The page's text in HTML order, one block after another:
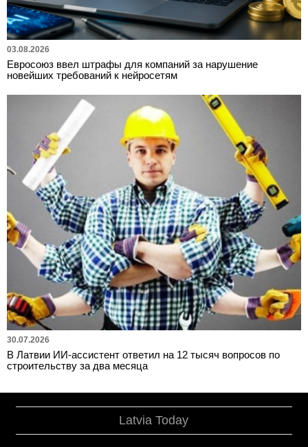
03.08.2026
Евросоюз ввел штрафы для компаний за нарушение
новейших требований к нейросетям
30.07.2026
В Латвии ИИ-ассистент ответил на 12 тысяч вопросов по
строительству за два месяца
Latvia Today